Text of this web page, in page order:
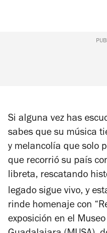
Si alguna vez has
sabes que su música
y melancolía que solo
que recorrió su país
libreta, rescatando
legado sigue vivo, y
rinde homenaje con
exposición en el